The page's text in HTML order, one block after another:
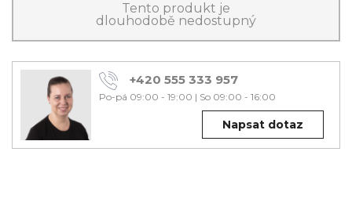
Tento produkt je
dlouhodobě nedostupný
+420 555 333 957
Po-pá 09:00 - 19:00 | So 09:00 - 16:00
Napsat dotaz